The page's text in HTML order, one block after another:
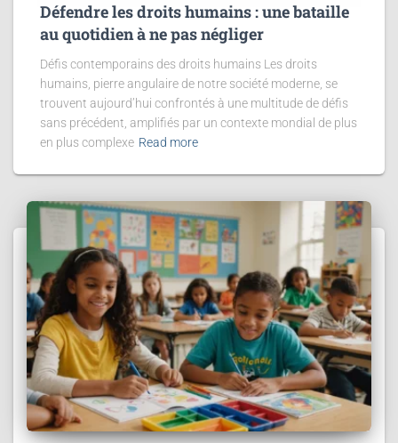
Défendre les droits humains : une bataille
au quotidien à ne pas négliger
Défis contemporains des droits humains Les droits
humains, pierre angulaire de notre société moderne, se
trouvent aujourd’hui confrontés à une multitude de défis
sans précédent, amplifiés par un contexte mondial de plus
en plus complexe Read more